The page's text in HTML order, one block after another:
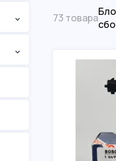
^
^
73 товара